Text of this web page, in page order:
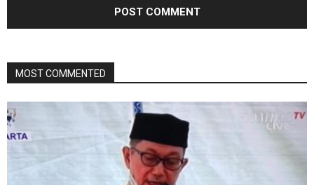
MOST COMMENTED